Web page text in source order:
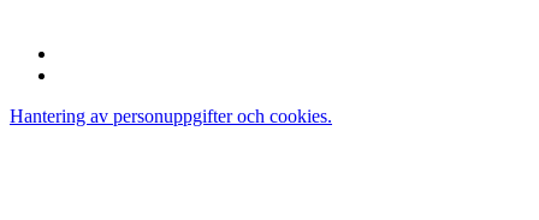
Hantering av personuppgifter och cookies.